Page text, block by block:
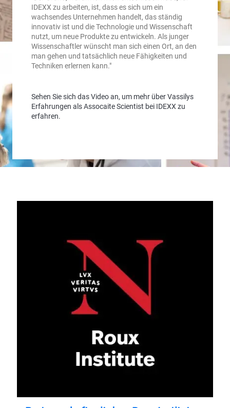
IDEXX zu arbeiten, ist, dass es sich um ein
wachsendes Unternehmen handelt, das ständig
innovativ ist und die Technologie und Wissenschaft
nutzt, um neue Produkte zu entwickeln. Als junger
Wissenschaftler wünscht man sich einen Ort, an den
man gehen und tatsächlich neue Fähigkeiten und
Techniken erlernen kann."
Sehen Sie sich das Video an, um mehr über Vassilys
Erfahrungen als Assocaite Scientist bei IDEXX zu
erfahren.